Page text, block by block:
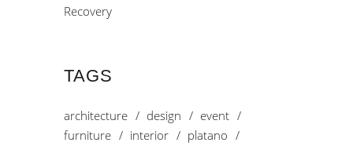
Recovery
TAGS
architecture design
event
furniture
interior
platano